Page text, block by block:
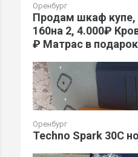
Оренбург
Продам шкаф купе,
160на 2, 4.000₽
₽ Матрас в
Оренбург
Techno Spark 30C